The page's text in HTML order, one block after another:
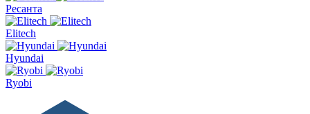
Ресанта
Elitech
Hyundai
Ryobi